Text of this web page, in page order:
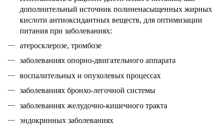
дополнительный источник полиненасыщенных жирных
кислоти антиоксидантных веществ, для оптимизации
питания при заболеваниях:
атеросклерозе, тромбозе
заболеваниях опорно-двигательного аппарата
воспалительных и опухолевых процессах
заболеваниях бронхо-легочной системы
заболеваниях желудочно-кишечного тракта
эндокринных заболеваниях